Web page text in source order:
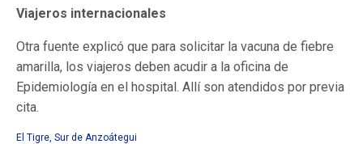
Viajeros internacionales
Otra fuente explicó que para solicitar la vacuna de fiebre
amarilla, los viajeros deben acudir a la oficina de
Epidemiología en el hospital. Allí son atendidos por previa
cita.
El Tigre Sur de Anzoátegui